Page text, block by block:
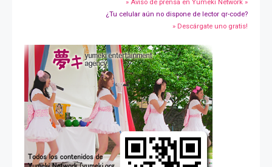
» Aviso de prensa en Yumeki Network »
¿Tu celular aún no dispone de lector qr-code?
» Descárgate uno gratis!